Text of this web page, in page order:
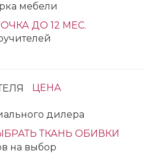
мебели
ДО 12 МЕС.
ЦЕНА
дилера
ТКАНЬ ОБИВКИ
на выбор